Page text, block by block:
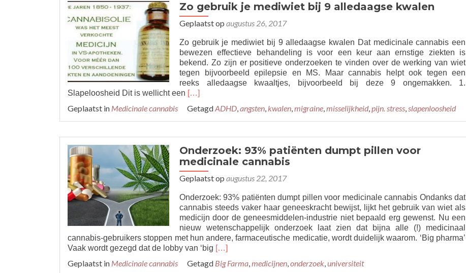
Zo gebruik je mediwiet bij 9 alledaagse kwalen
Geplaatst op augustus 26, 2017
Zo gebruik je mediwiet bij 9 alledaagse kwalen Dat medicinale cannabis een
bewezen effectieve behandeling is voor een keur aan ernstige ziekten is
bekend. Zo zijn er positieve onderzoeken te vinden over de werking van wiet
tegen bijvoorbeeld epilepsie en MS. Maar cannabis helpt ook tegen een
reeks alledaagse kwaaltjes, bijvoorbeeld bij deze 9 ongemakken. 1.
Slapeloosheid Dit is wellicht een Read
about
Zo
mediwiet
bij
9
alledaagse
kwalen
[…]
Geplaatst in Medicinale cannabis GetagdADHD,angsten,kwalen,migraine,misselijkheid,pijn. stress,slapenloosheid
Onderzoek: 93% patiënten dumpt pillen voor
medicinale cannabis
Geplaatst op augustus 22, 2017
Onderzoek: 93% patiënten dumpt pillen voor medicinale cannabis Ondanks dat
cannabis steeds vaker haar geneeskracht bewijst, lijkt het gebruik van wiet als
medicijn door de geneesmiddelen-industrie niet bepaald erg gewenst. Nu een
nieuw wetenschappelijk onderzoek laat zien dat bijna alle (!) medicinaal
cannabis-gebruikers stoppen met hun andere, farmaceutische medicatie, wordt duidelijk waarom. ‘Big pharma’
Vaak wordt gezegd dat de lobby van ‘big Read
about
[…]
Geplaatst in Medicinale cannabis Getagd Big Farma,medicijnen,onderzoek,universiteit